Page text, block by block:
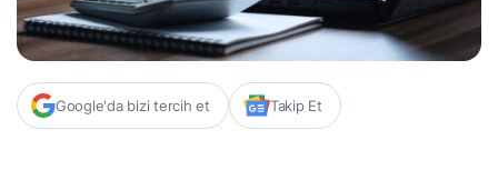
Google'da bizi tercih et Takip Et